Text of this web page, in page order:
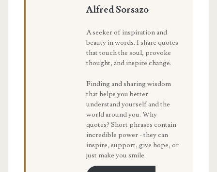
Alfred Sorsazo
A seeker of inspiration and
beauty in words. I share quotes
that touch the soul, provoke
thought, and inspire change.
Finding and sharing wisdom
that helps you better
understand yourself and the
world around you. Why
quotes? Short phrases contain
incredible power - they can
inspire, support, give hope, or
just make you smile.